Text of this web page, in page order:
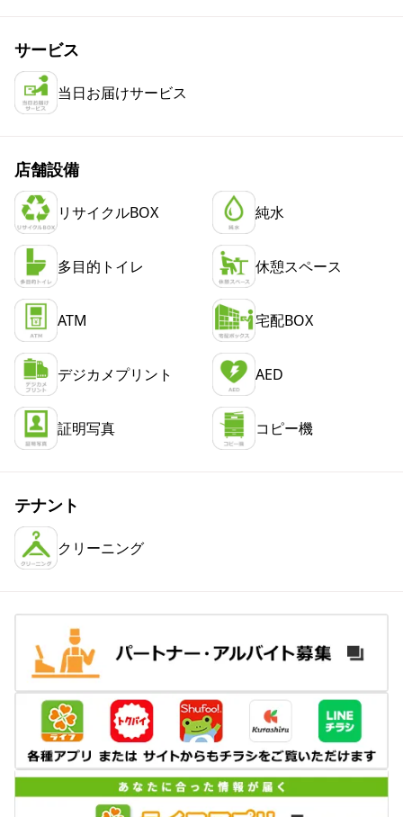
サービス
当日お届けサービス
店舗設備
リサイクルBOX 純水
多目的トイレ 休憩スペース
ATM 宅配BOX
デジカメプリント AED
証明写真 コピー機
テナント
クリーニング